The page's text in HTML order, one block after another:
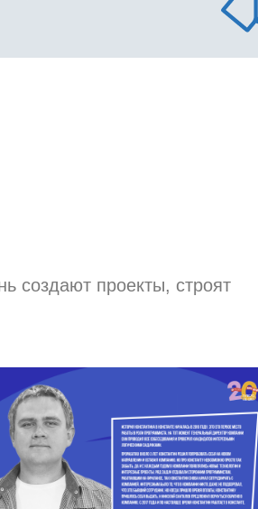
создают проекты, строят